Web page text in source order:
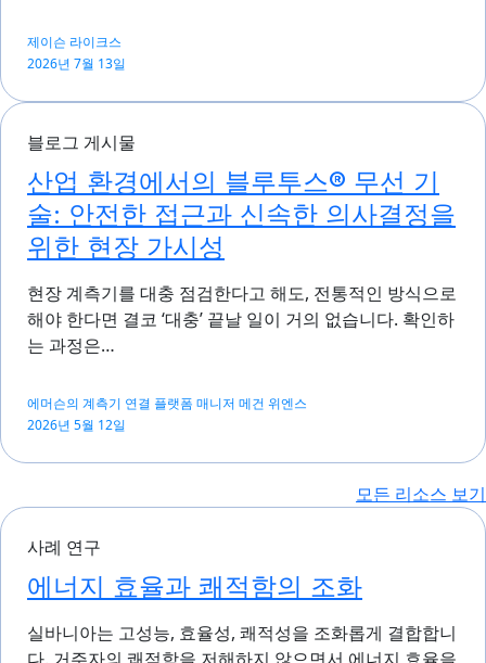
제이슨 라이크스
2026년 7월 13일
블로그 게시물
산업 환경에서의 블루투스® 무선 기
술: 안전한 접근과 신속한 의사결정을
위한 현장 가시성
현장 계측기를 대충 점검한다고 해도, 전통적인 방식으로
해야 한다면 결코 ‘대충’ 끝날 일이 거의 없습니다. 확인하
는 과정은…
에머슨의 계측기 연결 플랫폼 매니저 메건 위엔스
2026년 5월 12일
모든 리소스 보기
사례 연구
에너지 효율과 쾌적함의 조화
실바니아는 고성능, 효율성, 쾌적성을 조화롭게 결합합니